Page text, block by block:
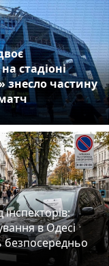
стадіоні
знесло частину
інспекторів:
в Одесі
безпосередньо